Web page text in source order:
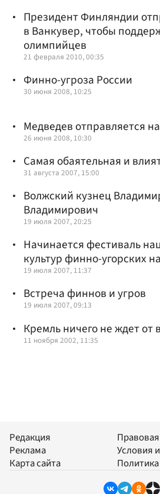
Президент Финляндии
в Ванкувер, чтобы
олимпийцев
21 февраля 2010, 00:35
Финно-угроза России
30 июня 2008, 10:25
Медведев отправляется
26 июня 2008, 10:30
Самая обаятельная и
31 августа 2007, 15:00
Волжский кузнец
Владимирович
19 июля 2007, 20:25
Начинается фестиваль
культур финно-угорских
19 июля 2007, 11:37
Встреча финнов и угров
19 июля 2007, 09:13
Кремль ничего не ждет от
11 ноября 2002, 11:35
Редакция
Реклама
Карта сайта
Условия